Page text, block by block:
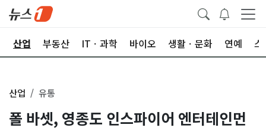
산업 부동산 ITㆍ과학 바이오 생활ㆍ문화 연예 스
산업 유통
폴 바셋, 영종도 인스파이어 엔터테인먼